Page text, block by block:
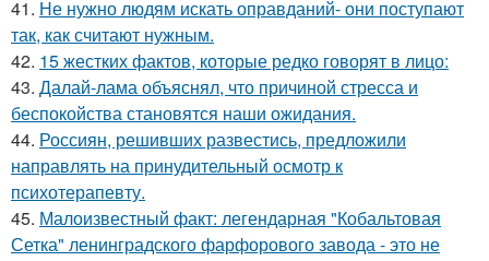
41. Не нужно людям искать оправданий- они поступают
так, как считают нужным.
42. 15 жестких фактов, которые редко говорят в лицо:
43. Далай-лама объяснял, что причиной стресса и
беспокойства становятся наши ожидания.
44. Россиян, решивших развестись, предложили
направлять на принудительный осмотр к
психотерапевту.
45. Малоизвестный факт: легендарная "Кобальтовая
Сетка" ленинградского фарфорового завода - это не